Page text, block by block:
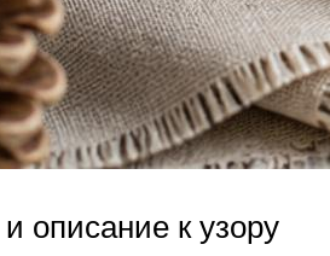
описание к узору